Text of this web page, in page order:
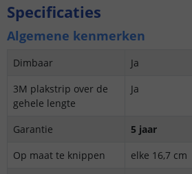
Specificaties
Algemene kenmerken
Dimbaar
Ja
3M plakstrip over de
gehele lengte
Ja
Garantie
5 jaar
Op maat te knippen
elke 16,7 cm